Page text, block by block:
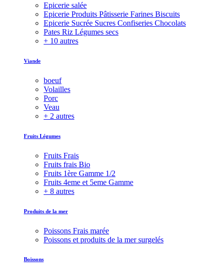
Epicerie salée
Epicerie Produits Pâtisserie Farines Biscuits
Epicerie Sucrée Sucres Confiseries Chocolats
Pates Riz Légumes secs
+ 10 autres
Viande
boeuf
Volailles
Porc
Veau
+ 2 autres
Fruits Légumes
Fruits Frais
Fruits frais Bio
Fruits 1ère Gamme 1/2
Fruits 4eme et 5eme Gamme
+ 8 autres
Produits de la mer
Poissons Frais marée
Poissons et produits de la mer surgelés
Boissons